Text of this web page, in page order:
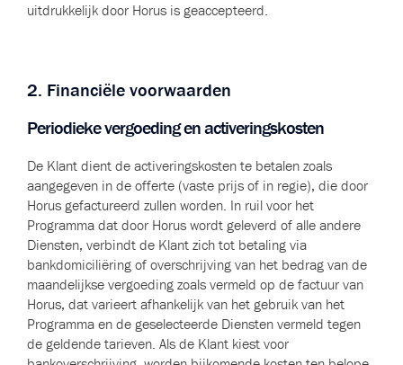
uitdrukkelijk door Horus is geaccepteerd.
2. Financiële voorwaarden
Periodieke vergoeding en activeringskosten
De Klant dient de activeringskosten te betalen zoals
aangegeven in de offerte (vaste prijs of in regie), die door
Horus gefactureerd zullen worden. In ruil voor het
Programma dat door Horus wordt geleverd of alle andere
Diensten, verbindt de Klant zich tot betaling via
bankdomiciliëring of overschrijving van het bedrag van de
maandelijkse vergoeding zoals vermeld op de factuur van
Horus, dat varieert afhankelijk van het gebruik van het
Programma en de geselecteerde Diensten vermeld tegen
de geldende tarieven. Als de Klant kiest voor